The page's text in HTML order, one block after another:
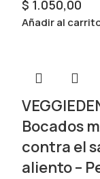
$ 1.050,00
Añadir al
Bocados
contra el
aliento –